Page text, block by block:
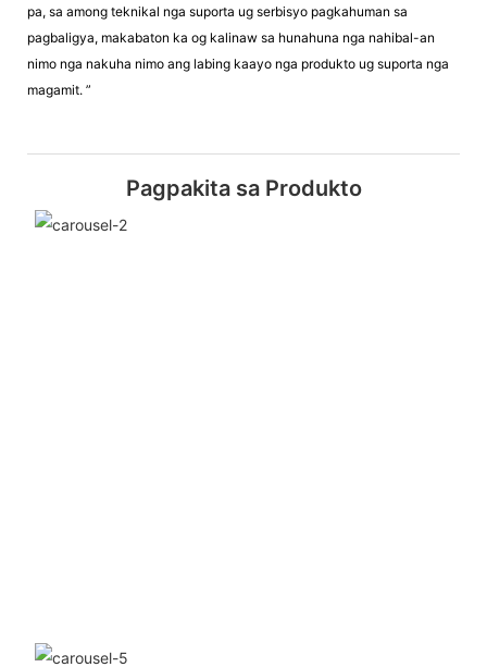
pa, sa among teknikal nga suporta ug serbisyo pagkahuman sa
pagbaligya, makabaton ka og kalinaw sa hunahuna nga nahibal-an
nimo nga nakuha nimo ang labing kaayo nga produkto ug suporta nga
magamit. ”
Pagpakita sa Produkto